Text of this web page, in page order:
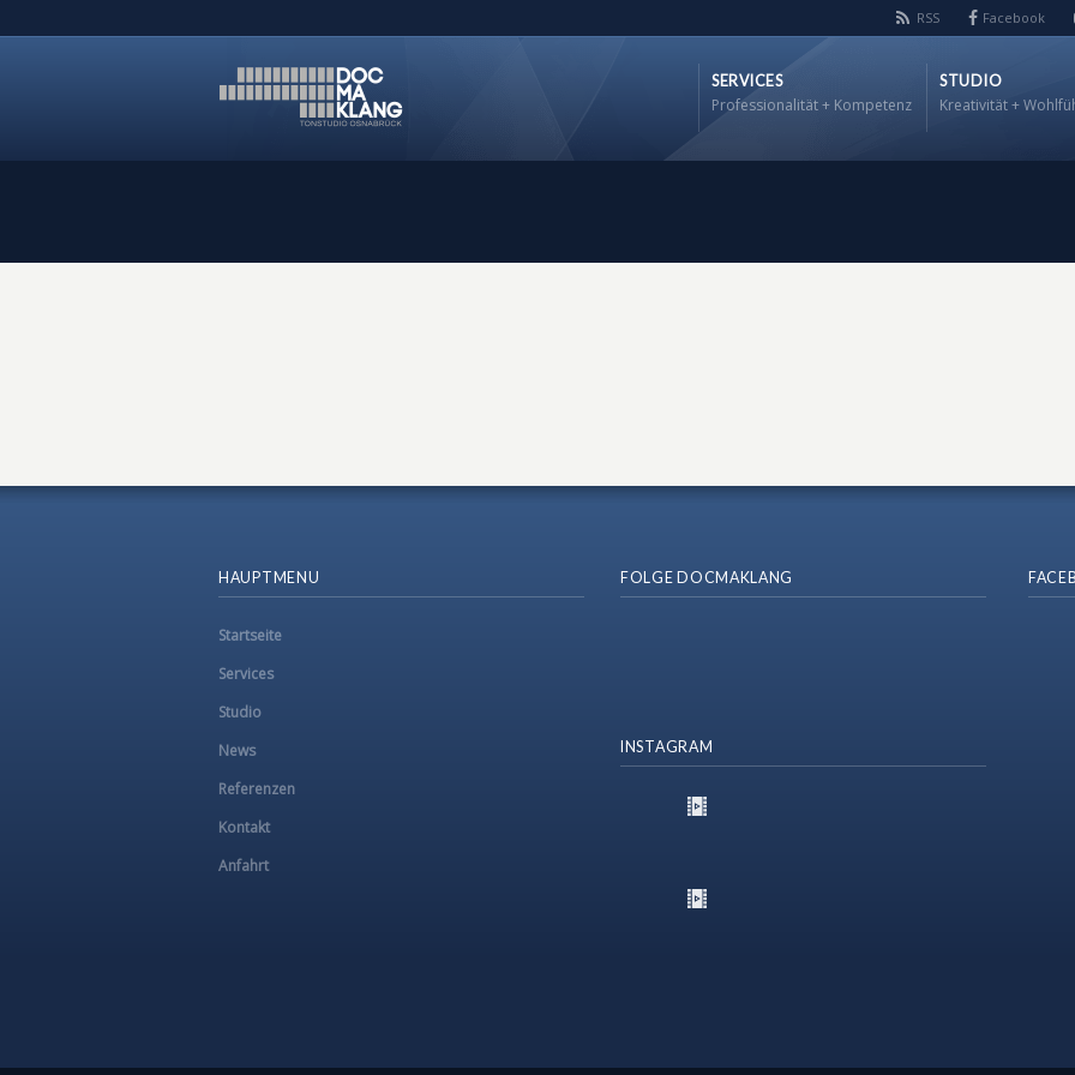
RSS Facebook
SERVICES
Professionalität + Kompetenz
STUDIO
Kreativität +
HAUPTMENU
Startseite
Services
Studio
News
Referenzen
Kontakt
Anfahrt
FOLGE DOCMAKLANG
INSTAGRAM